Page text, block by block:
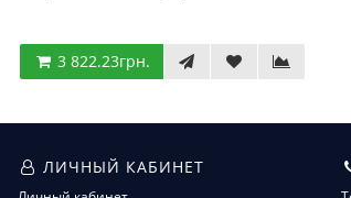
3 822.23грн.
ЛИЧНЫЙ КАБИНЕТ